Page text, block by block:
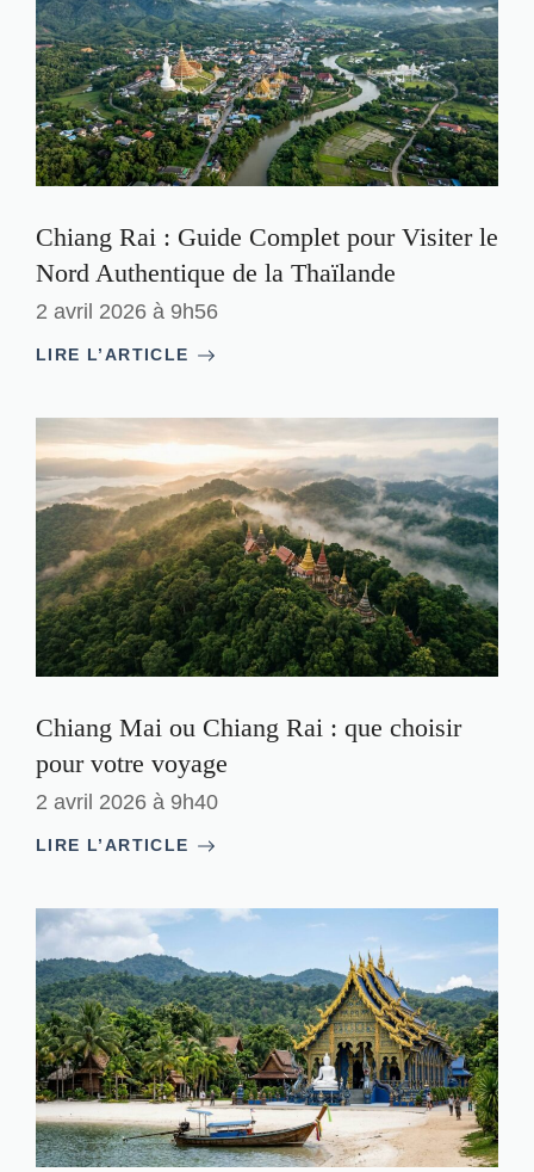
Chiang Rai : Guide Complet pour Visiter le
Nord Authentique de la Thaïlande
2 avril 2026 à 9h56
LIRE L’ARTICLE
Chiang Mai ou Chiang Rai : que choisir
pour votre voyage
2 avril 2026 à 9h40
LIRE L’ARTICLE